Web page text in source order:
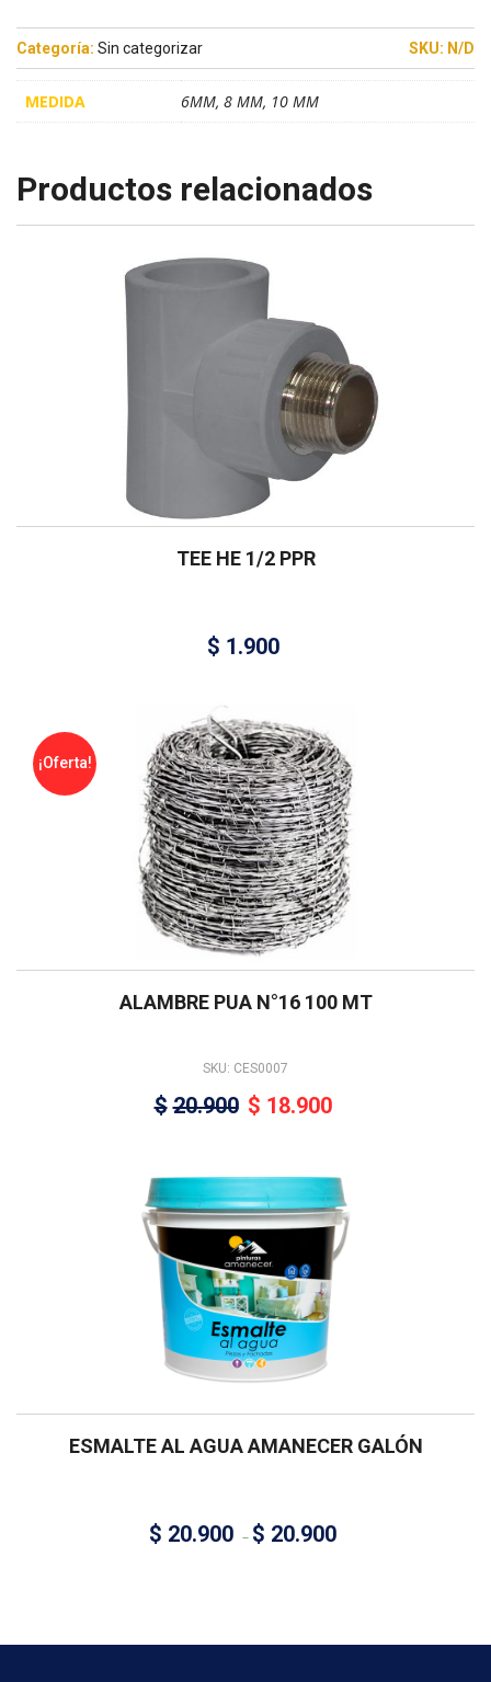
Categoría: Sin categorizar SKU: N/D
MEDIDA 6MM, 8 MM, 10 MM
Productos relacionados
TEE HE 1/2 PPR
$ 1.900
¡Oferta!
ALAMBRE PUA N°16 100 MT
SKU: CES0007
$ 20.900 $ 18.900
ESMALTE AL AGUA AMANECER GALÓN
$ 20.900 – $ 20.900